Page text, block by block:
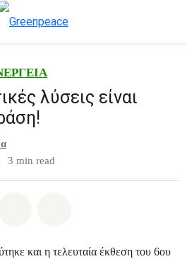
λύσεις είναι
3 min read
και η τελευταία έκθεση του 6ου